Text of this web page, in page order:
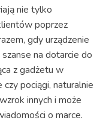
nie tylko
poprzez
gdy urządzenie
na dotarcie do
z gadżetu w
pociągi, naturalnie
innych i może
o marce.